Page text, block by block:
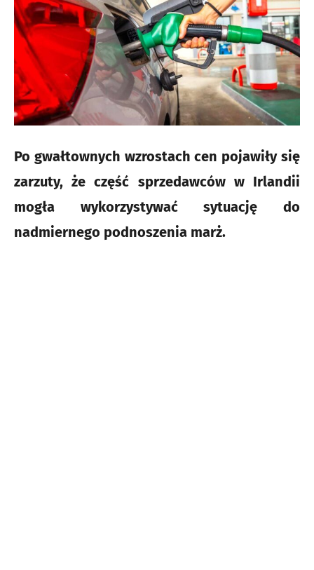
Po gwałtownych wzrostach cen pojawiły się
zarzuty, że część sprzedawców w Irlandii
mogła wykorzystywać sytuację do
nadmiernego podnoszenia marż.